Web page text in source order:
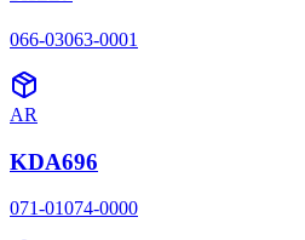
066-03063-0001
AR
KDA696
071-01074-0000